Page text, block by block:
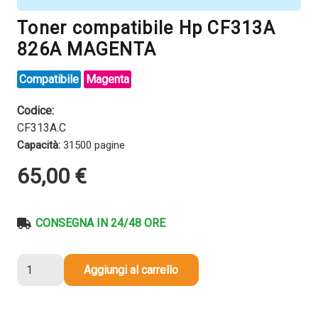
Toner compatibile Hp CF313A
826A MAGENTA
Compatibile Magenta
Codice:
CF313A.C
Capacità: 31500 pagine
65,00 €
CONSEGNA IN 24/48 ORE
compatibile
Aggiungi al carrello